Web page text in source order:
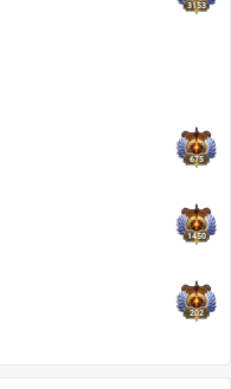
3153
675
1450
202